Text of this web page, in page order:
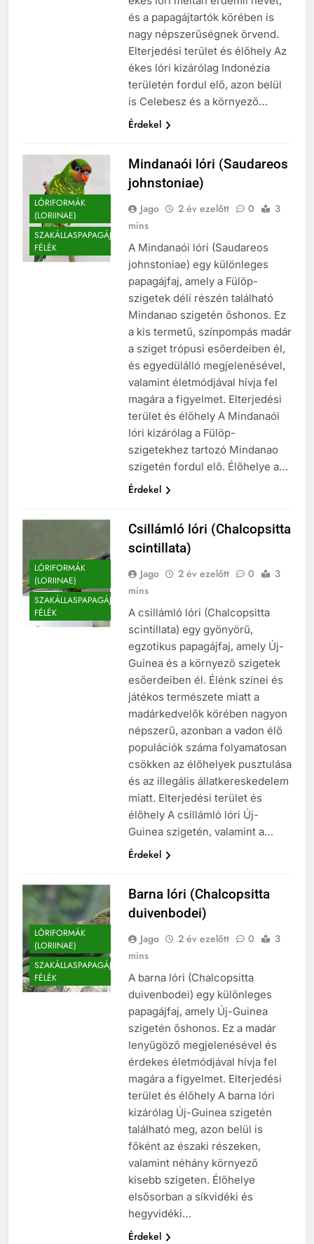
és a papagájtartók körében is
nagy népszerűségnek örvend.
Elterjedési terület és élőhely Az
ékes lóri kizárólag Indonézia
területén fordul elő, azon belül
is Celebesz és a környező…
Érdekel
LÓRIFORMÁK
(LORIINAE)
SZAKÁLLASPAPAGÁJ
FÉLÉK
Mindanaói lóri (Saudareos
johnstoniae)
Jago 2 év ezelőtt 0
3
mins
A Mindanaói lóri (Saudareos
johnstoniae) egy különleges
papagájfaj, amely a Fülöp-
szigetek déli részén található
Mindanao szigetén őshonos. Ez
a kis termetű, színpompás madár
a sziget trópusi esőerdeiben él,
és egyedülálló megjelenésével,
valamint életmódjával hívja fel
magára a figyelmet. Elterjedési
terület és élőhely A Mindanaói
lóri kizárólag a Fülöp-
szigetekhez tartozó Mindanao
szigetén fordul elő. Élőhelye a…
Érdekel
LÓRIFORMÁK
(LORIINAE)
SZAKÁLLASPAPAGÁJ
FÉLÉK
Csillámló lóri (Chalcopsitta
scintillata)
Jago 2 év ezelőtt 0
3
mins
A csillámló lóri (Chalcopsitta
scintillata) egy gyönyörű,
egzotikus papagájfaj, amely Új-
Guinea és a környező szigetek
esőerdeiben él. Élénk színei és
játékos természete miatt a
madárkedvelők körében nagyon
népszerű, azonban a vadon élő
populációk száma folyamatosan
csökken az élőhelyek pusztulása
és az illegális állatkereskedelem
miatt. Elterjedési terület és
élőhely A csillámló lóri Új-
Guinea szigetén, valamint a…
Érdekel
LÓRIFORMÁK
(LORIINAE)
SZAKÁLLASPAPAGÁJ
FÉLÉK
Barna lóri (Chalcopsitta
duivenbodei)
Jago 2 év ezelőtt 0
3
mins
A barna lóri (Chalcopsitta
duivenbodei) egy különleges
papagájfaj, amely Új-Guinea
szigetén őshonos. Ez a madár
lenyűgöző megjelenésével és
érdekes életmódjával hívja fel
magára a figyelmet. Elterjedési
terület és élőhely A barna lóri
kizárólag Új-Guinea szigetén
található meg, azon belül is
főként az északi részeken,
valamint néhány környező
kisebb szigeten. Élőhelye
elsősorban a síkvidéki és
hegyvidéki…
Érdekel